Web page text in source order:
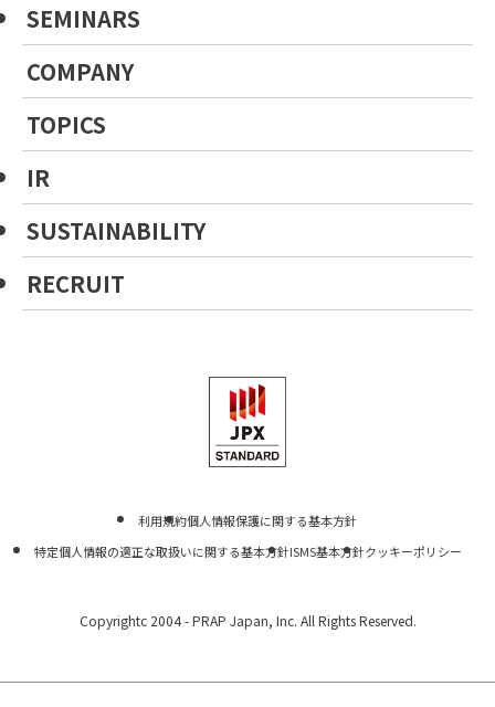
SEMINARS
COMPANY
TOPICS
IR
SUSTAINABILITY
RECRUIT
利用規約個人情報保護に関する基本方針
特定個人情報の適正な取扱いに関する基本方針ISMS基本方針クッキーポリシー
Copyrightc 2004 -PRAP Japan, Inc. All Rights Reserved.